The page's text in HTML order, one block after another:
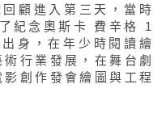
顧進入第三天，當時
紀念奧斯卡 費辛格 1
身，在年少時閱讀繪
行業發展，在舞台劇
創作發會繪圖與工程